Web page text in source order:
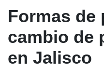
Formas de
cambio de
en Jalisco